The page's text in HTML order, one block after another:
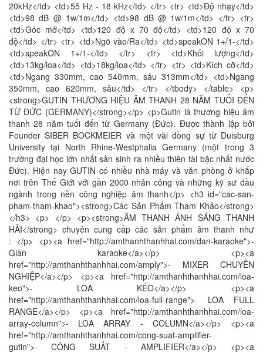
20kHz</td> <td>55 Hz - 18 kHz</td> </tr> <tr> <td>Độ nhạy</td>
<td>98 dB @ 1w/1m</td> <td>98 dB @ 1w/1m</td> </tr> <tr>
<td>Góc mở</td> <td>120 độ x 70 độ</td> <td>120 độ x 70
độ</td> </tr> <tr> <td>Ngõ vào/Ra</td> <td>speakON 1+/1-</td>
<td>speakON 1+/1-</td> </tr> <tr> <td>Khối lượng</td>
<td>13kg/loa</td> <td>18kg/loa</td> </tr> <tr> <td>Kích cỡ</td>
<td>Ngang 330mm, cao 540mm, sâu 313mm</td> <td>Ngang
350mm, cao 620mm, sâu</td> </tr> </tbody> </table> <p>
<strong>GUTIN THƯƠNG HIỆU ÂM THANH 28 NĂM TUỔI ĐẾN
TỪ ĐỨC (GERMANY)</strong></p> <p>Gutin là thương hiệu âm
thanh 28 năm tuổi đến từ Germany (Đức). Được thành lập bởi
Founder SIBER BOCKMEIER và một vài đồng sự từ Duisburg
University tại North Rhine-Westphalia Germany (một trong 3
trường đại học lớn nhất sản sinh ra nhiều thiên tài bậc nhất nước
Đức). Hiện nay GUTIN có nhiều nhà máy và văn phòng ở khắp
nơi trên Thế Giới với gần 2000 nhân công và những kỹ sư đầu
ngành trong nền công nghiệp âm thanh</p> <h3 id="cac-san-
pham-tham-khao"><strong>Các Sản Phẩm Tham Khảo</strong>
</h3> <p> </p> <p><strong>ÂM THANH ÁNH SÁNG THANH
HẢI</strong> chuyên cung cấp các sản phẩm âm thanh như
: </p> <p><a href="http://amthanhthanhhai.com/dan-karaoke">-
Giàn karaoke</a></p> <p><a
href="http://amthanhthanhhai.com/amply">- MIXER CHUYÊN
NGHIỆP</a></p> <p><a href="http://amthanhthanhhai.com/loa-
keo">- LOA KÉO</a></p> <p><a
href="http://amthanhthanhhai.com/loa-full-range">- LOA FULL
RANGE</a></p> <p><a href="http://amthanhthanhhai.com/loa-
array-column">- LOA ARRAY - COLUMN</a></p> <p><a
href="http://amthanhthanhhai.com/cong-suat-amplifier-
gutin">- CÔNG SUẤT - AMPLIFIER</a></p> <p><a